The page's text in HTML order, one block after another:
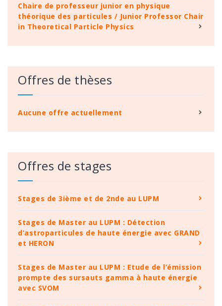
Chaire de professeur junior en physique
théorique des particules / Junior Professor Chair
in Theoretical Particle Physics
Offres de thèses
Aucune offre actuellement
Offres de stages
Stages de 3ième et de 2nde au LUPM
Stages de Master au LUPM : Détection
d’astroparticules de haute énergie avec GRAND
et HERON
Stages de Master au LUPM : Etude de l’émission
prompte des sursauts gamma à haute énergie
avec SVOM